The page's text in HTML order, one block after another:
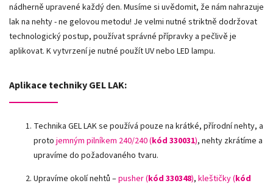
nádherně upravené každý den. Musíme si uvědomit, že nám nahrazuje
lak na nehty - ne gelovou metodu! Je velmi nutné striktně dodržovat
technologický postup, používat správné přípravky a pečlivě je
aplikovat. K vytvrzení je nutné použít UV nebo LED lampu.
Aplikace techniky GEL LAK:
Technika GEL LAK se používá pouze na krátké, přírodní nehty, a
proto jemným pilníkem 240/240 (kód 330031), nehty zkrátíme a
upravíme do požadovaného tvaru.
Upravíme okolí nehtů –pusher (kód 330348), kleštičky (kód